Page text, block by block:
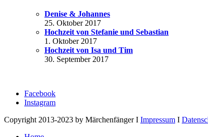
Denise & Johannes
25. Oktober 2017
Hochzeit von Stefanie und Sebastian
1. Oktober 2017
Hochzeit von Isa und Tim
30. September 2017
Facebook
Instagram
Copyright 2013-2023 by Märchenfänger I Impressum I